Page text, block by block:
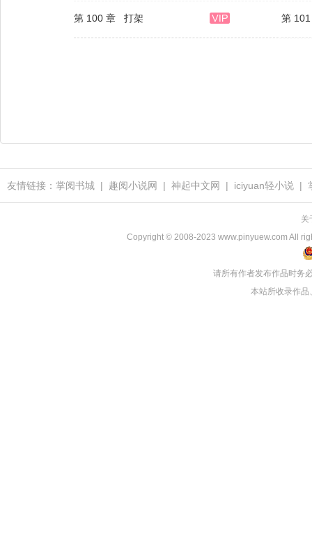
第 100 章 打架 第
友情链接： 掌阅书城 | 趣阅小说网 | 神起中文网 | iciyuan轻小说 |
关
Copyright © 2008-2023 www.pinyuew.com All
请所有作者发布作品时务
本站所收录作品